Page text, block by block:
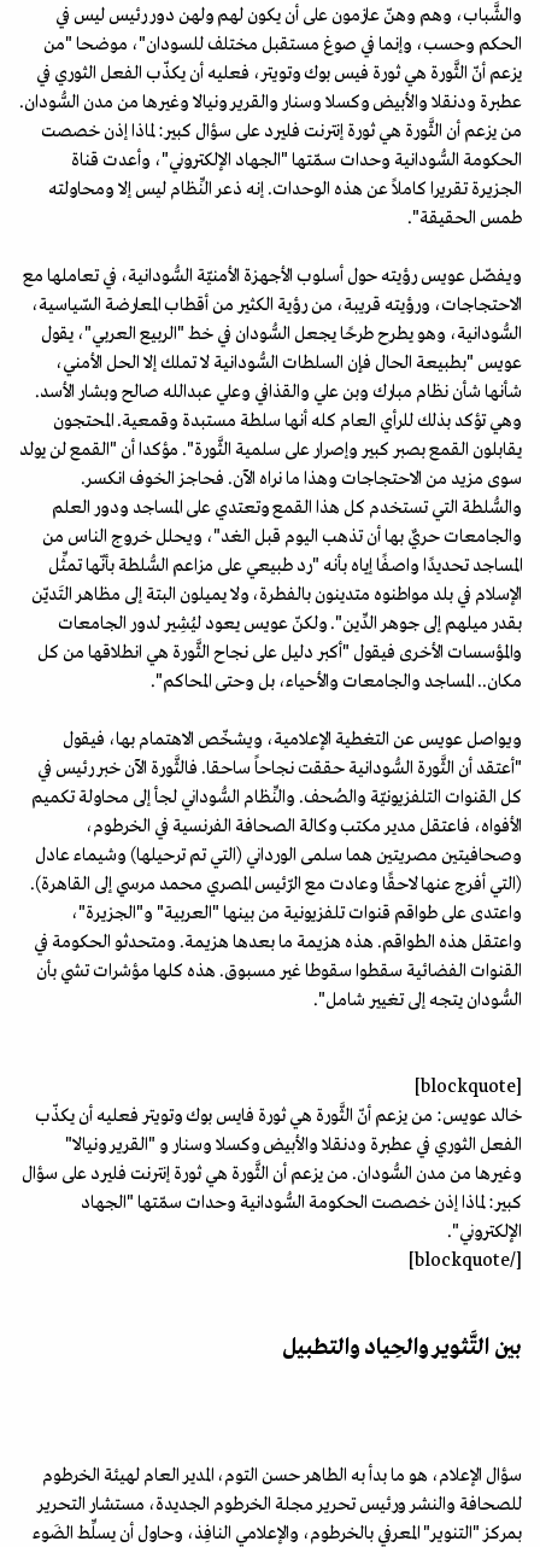
والشَّباب، وهم وهنّ عازمون على أن يكون لهم ولهن دور رئيس ليس في
الحكم وحسب، وإنما في صوغ مستقبل مختلف للسودان"، موضحا "من
يزعم أنّ الثَّورة هي ثورة فيس بوك وتويتر، فعليه أن يكذّب الفعل الثوري في
عطبرة ودنقلا والأبيض وكسلا وسنار والقرير ونيالا وغيرها من مدن السُّودان.
من يزعم أن الثَّورة هي ثورة إنترنت فليرد على سؤال كبير: لماذا إذن خصصت
الحكومة السُّودانية وحدات سمّتها "الجهاد الإلكتروني"، وأعدت قناة
الجزيرة تقريرا كاملاً عن هذه الوحدات. إنه ذعر النِّظام ليس إلا ومحاولته
طمس الحقيقة".
ويفصّل عويس رؤيته حول أسلوب الأجهزة الأمنيّة السُّودانية، في تعاملها مع
الاحتجاجات، ورؤيته قريبة، من رؤية الكثير من أقطاب المعارضة السّياسية،
السُّودانية، وهو يطرح طرحًا يجعل السُّودان في خط "الربيع العربي"، يقول
عويس "بطبيعة الحال فإن السلطات السُّودانية لا تملك إلا الحل الأمني،
شأنها شأن نظام مبارك وبن علي والقذافي وعلي عبدالله صالح وبشار الأسد.
وهي تؤكد بذلك للرأي العام كله أنها سلطة مستبدة وقمعية. المحتجون
يقابلون القمع بصبر كبير وإصرار على سلمية الثَّورة". مؤكدا أن "القمع لن يولد
سوى مزيد من الاحتجاجات وهذا ما نراه الآن. فحاجز الخوف انكسر.
والسُّلطة التي تستخدم كل هذا القمع وتعتدي على المساجد ودور العلم
والجامعات حريٌ بها أن تذهب اليوم قبل الغد"، ويحلل خروج الناس من
المساجد تحديدًا واصفًا إياه بأنه "رد طبيعي على مزاعم السُّلطة بأنّها تمثِّل
الإسلام في بلد مواطنوه متدينون بالفطرة، ولا يميلون البتة إلى مظاهر التَديّن
بقدر ميلهم إلى جوهر الدِّين". ولكنّ عويس يعود ليُشِير لدور الجامعات
والمؤسسات الأخرى فيقول "أكبر دليل على نجاح الثَّورة هي انطلاقها من كل
مكان.. المساجد والجامعات والأحياء، بل وحتى المحاكم".
ويواصل عويس عن التغطية الإعلامية، ويشخّص الاهتمام بها، فيقول
"أعتقد أن الثَّورة السُّودانية حققت نجاحاً ساحقا. فالثَّورة الآن خبر رئيس في
كل القنوات التلفزيونيّة والصُحف. والنِّظام السُّوداني لجأ إلى محاولة تكميم
الأفواه، فاعتقل مدير مكتب وكالة الصحافة الفرنسية في الخرطوم،
وصحافيتين مصريتين هما سلمى الورداني (التي تم ترحيلها) وشيماء عادل
(التي أفرج عنها لاحقًا وعادت مع الرّئيس المصري محمد مرسي إلى القاهرة).
واعتدى على طواقم قنوات تلفزيونية من بينها "العربية" و"الجزيرة"،
واعتقل هذه الطواقم. هذه هزيمة ما بعدها هزيمة. ومتحدثو الحكومة في
القنوات الفضائية سقطوا سقوطا غير مسبوق. هذه كلها مؤشرات تشي بأن
السُّودان يتجه إلى تغيير شامل".
خالد عويس: من يزعم أنّ الثَّورة هي ثورة فايس بوك وتويتر فعليه أن يكذّب
الفعل الثوري في عطبرة ودنقلا والأبيض وكسلا وسنار و "القرير ونيالا"
وغيرها من مدن السُّودان. من يزعم أن الثَّورة هي ثورة إنترنت فليرد على سؤال
كبير: لماذا إذن خصصت الحكومة السُّودانية وحدات سمّتها "الجهاد
الإلكتروني".
[/blockquote]
بين التَّثوير والحِياد والتطبيل
سؤال الإعلام، هو ما بدأ به الطاهر حسن التوم، المدير العام لهيئة الخرطوم
للصحافة والنشر ورئيس تحرير مجلة الخرطوم الجديدة، مستشار التحرير
بمركز "التنوير" المعرفي بالخرطوم، والإعلامي النافِذ، وحاول أن يسلِّط الضَوء